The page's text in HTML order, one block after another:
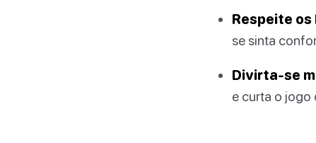
Respeite os
se sinta
Divirta-se
e curta o jogo